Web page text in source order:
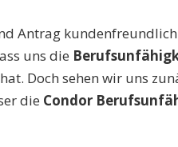
Antrag
uns die
Doch sehen wir uns
die Condor